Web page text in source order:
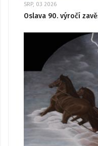
SRP, 03 2026
Oslava 90. výročí